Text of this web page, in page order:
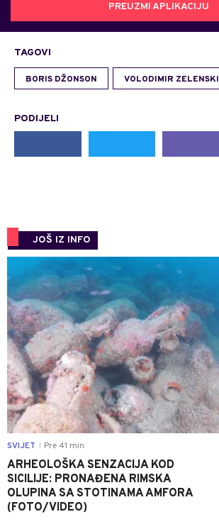
PREUZMI APLIKACIJU
TAGOVI
BORIS DŽONSON VOLODIMIR ZELENSKI
PODIJELI
JOŠ IZ INFO
SVIJET Pre 41 min
ARHEOLOŠKA SENZACIJA KOD
SICILIJE: PRONAĐENA RIMSKA
OLUPINA SA STOTINAMA AMFORA
(FOTO/VIDEO)